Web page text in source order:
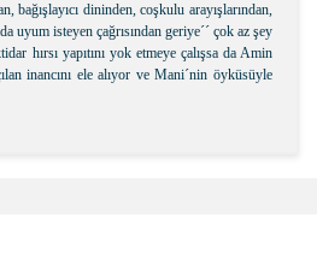
bağışlayıcı dininden, coşkulu arayışlarından,
uyum isteyen çağrısından geriye´´ çok az şey
hırsı yapıtını yok etmeye çalışsa da Amin
inancını ele alıyor ve Mani´nin öyküsüyle